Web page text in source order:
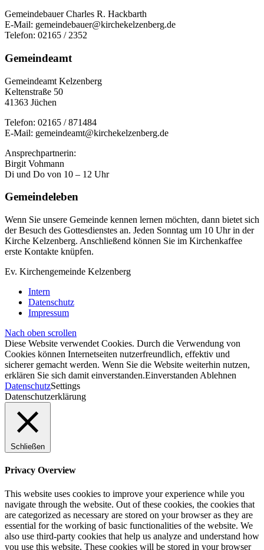
Gemeindebauer Charles R. Hackbarth
E-Mail: gemeindebauer@kirchekelzenberg.de
Telefon: 02165 / 2352
Gemeindeamt
Gemeindeamt Kelzenberg
Keltenstraße 50
41363 Jüchen
Telefon: 02165 / 871484
E-Mail: gemeindeamt@kirchekelzenberg.de
Ansprechpartnerin:
Birgit Vohmann
Di und Do von 10 – 12 Uhr
Gemeindeleben
Wenn Sie unsere Gemeinde kennen lernen möchten, dann bietet sich
der Besuch des Gottesdienstes an. Jeden Sonntag um 10 Uhr in der
Kirche Kelzenberg. Anschließend können Sie im Kirchenkaffee
erste Kontakte knüpfen.
Ev. Kirchengemeinde Kelzenberg
Intern
Datenschutz
Impressum
Nach oben scrollen
Diese Website verwendet Cookies. Durch die Verwendung von
Cookies können Internetseiten nutzerfreundlich, effektiv und
sicherer gemacht werden. Wenn Sie die Website weiterhin nutzen,
erklären Sie sich damit einverstanden.Einverstanden Ablehnen
DatenschutzSettings
Datenschutzerklärung
Schließen
Privacy Overview
This website uses cookies to improve your experience while you
navigate through the website. Out of these cookies, the cookies that
are categorized as necessary are stored on your browser as they are
essential for the working of basic functionalities of the website. We
also use third-party cookies that help us analyze and understand how
you use this website. These cookies will be stored in your browser